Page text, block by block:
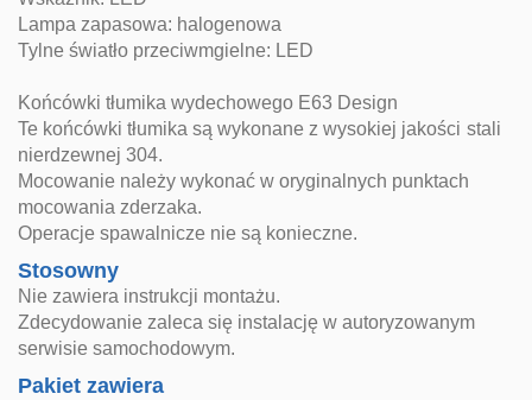
Lampa zapasowa: halogenowa
Tylne światło przeciwmgielne: LED
Końcówki tłumika wydechowego E63 Design
Te końcówki tłumika są wykonane z wysokiej jakości stali
nierdzewnej 304.
Mocowanie należy wykonać w oryginalnych punktach
mocowania zderzaka.
Operacje spawalnicze nie są konieczne.
Stosowny
Nie zawiera instrukcji montażu.
Zdecydowanie zaleca się instalację w autoryzowanym
serwisie samochodowym.
Pakiet zawiera